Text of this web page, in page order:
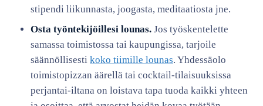
stipendi liikunnasta, joogasta, meditaatiosta jne.
Osta työntekijöillesi lounas. Jos työskentelette
samassa toimistossa tai kaupungissa, tarjoile
säännöllisesti koko tiimille lounas. Yhdessäolo
toimistopizzan äärellä tai cocktail-tilaisuuksissa
perjantai-iltana on loistava tapa tuoda kaikki yhteen